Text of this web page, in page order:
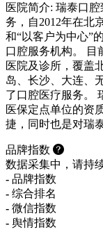
医院简介: 瑞泰口腔
务，自2012年在北
和“以客户为中心”
口腔服务机构。 目
医院及诊所，覆盖
岛、长沙、大连、
了口腔医疗服务。
医保定点单位的资
捷，同时也是对瑞
品牌指数
数据采集中，请持
- 品牌指数
- 综合排名
- 微信指数
- 舆情指数